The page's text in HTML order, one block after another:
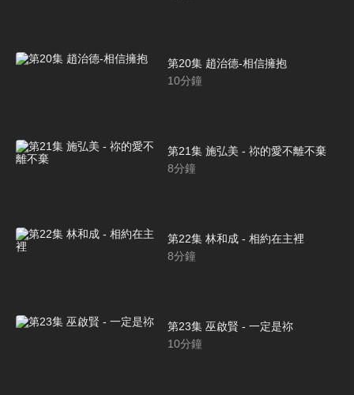
第20集 趙治德-相信擁抱
10分鐘
第21集 施弘美 - 祢的愛不離不棄
8分鐘
第22集 林和成 - 相約在主裡
8分鐘
第23集 巫啟賢 - 一定是祢
10分鐘